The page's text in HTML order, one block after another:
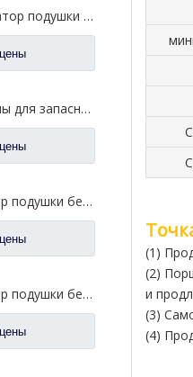
Передний амортизатор подушки безопасности для запасных частей 5001065-B85-C00 грузовика FAW Jiefang J6
Амортизатор кабины для запасных частей 5001025-1063-C01 грузовика FAW Jiefang Jh6
Задний амортизатор подушки безопасности для запасных частей 5001315-E18 грузовика FAW Jiefang Tian V
Задний амортизатор подушки безопасности для запасных частей 5001315A1063-C00 грузовика FAW Jiefang Jh6
(1)
(2)
и
(3)
(4)